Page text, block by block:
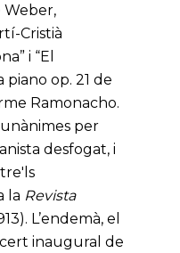
Weber,
Cristià
i “El
op. 21 de
Ramonacho.
per
desfogat, i
la Revista
L’endemà, el
inaugural de